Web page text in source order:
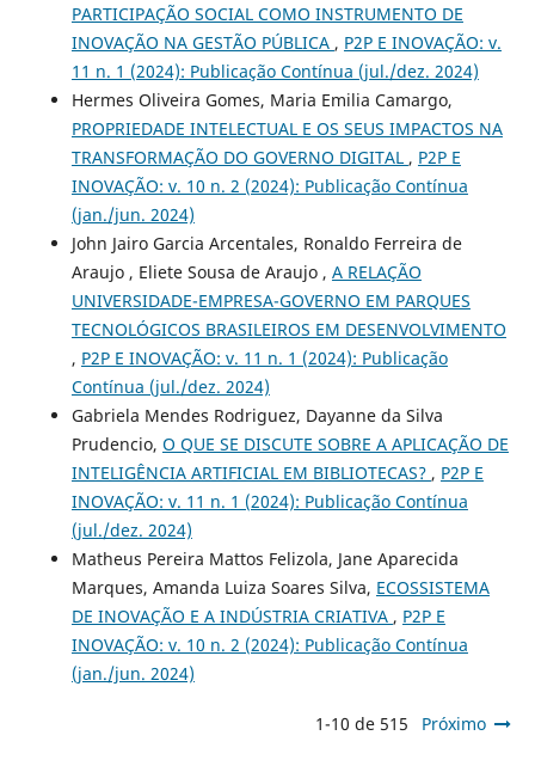
PARTICIPAÇÃO SOCIAL COMO INSTRUMENTO DE
INOVAÇÃO NA GESTÃO PÚBLICA , P2P E INOVAÇÃO: v.
11 n. 1 (2024): Publicação Contínua (jul./dez. 2024)
Hermes Oliveira Gomes, Maria Emilia Camargo,
PROPRIEDADE INTELECTUAL E OS SEUS IMPACTOS NA
TRANSFORMAÇÃO DO GOVERNO DIGITAL , P2P E
INOVAÇÃO: v. 10 n. 2 (2024): Publicação Contínua
(jan./jun. 2024)
John Jairo Garcia Arcentales, Ronaldo Ferreira de
Araujo , Eliete Sousa de Araujo , A RELAÇÃO
UNIVERSIDADE-EMPRESA-GOVERNO EM PARQUES
TECNOLÓGICOS BRASILEIROS EM DESENVOLVIMENTO
, P2P E INOVAÇÃO: v. 11 n. 1 (2024): Publicação
Contínua (jul./dez. 2024)
Gabriela Mendes Rodriguez, Dayanne da Silva
Prudencio, O QUE SE DISCUTE SOBRE A APLICAÇÃO DE
INTELIGÊNCIA ARTIFICIAL EM BIBLIOTECAS? , P2P E
INOVAÇÃO: v. 11 n. 1 (2024): Publicação Contínua
(jul./dez. 2024)
Matheus Pereira Mattos Felizola, Jane Aparecida
Marques, Amanda Luiza Soares Silva, ECOSSISTEMA
DE INOVAÇÃO E A INDÚSTRIA CRIATIVA , P2P E
INOVAÇÃO: v. 10 n. 2 (2024): Publicação Contínua
(jan./jun. 2024)
1-10 de 515 Próximo